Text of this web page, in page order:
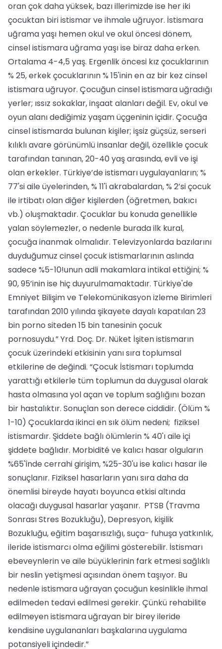
oran çok daha yüksek, bazı illerimizde ise her iki
çocuktan biri istismar ve ihmale uğruyor. İstismara
uğrama yaşı hemen okul ve okul öncesi dönem,
cinsel istismara uğrama yaşı ise biraz daha erken.
Ortalama 4-4,5 yaş. Ergenlik öncesi kız çocuklarının
% 25, erkek çocuklarının % 15'inin en az bir kez cinsel
istismara uğruyor. Çocuğun cinsel istismara uğradığı
yerler; ıssız sokaklar, inşaat alanları değil. Ev, okul ve
oyun alanı dediğimiz yaşam üçgeninin içidir. Çocuğa
cinsel istismarda bulunan kişiler; işsiz güçsüz, serseri
kılıklı avare görünümlü insanlar değil, özellikle çocuk
tarafından tanınan, 20-40 yaş arasında, evli ve işi
olan erkekler. Türkiye’de istismarı uygulayanların; %
77'si aile üyelerinden, % 11'i akrabalardan, % 2’si çocuk
ile irtibatı olan diğer kişilerden (öğretmen, bakıcı
vb.) oluşmaktadır. Çocuklar bu konuda genellikle
yalan söylemezler, o nedenle burada ilk kural,
çocuğa inanmak olmalıdır. Televizyonlarda bazılarını
duyduğumuz cinsel çocuk istismarlarının aslında
sadece %5-10!unun adli makamlara intikal ettiğini; %
90, 95’inin ise hiç duyurulmamaktadır. Türkiye'de
Emniyet Bilişim ve Telekomünikasyon izleme Birimleri
tarafından 2010 yılında şikayete dayalı kapatılan 23
bin porno siteden 15 bin tanesinin çocuk
pornosuydu.” Yrd. Doç. Dr. Nüket İşiten istismarın
çocuk üzerindeki etkisinin yanı sıra toplumsal
etkilerine de değindi. “Çocuk İstismarı toplumda
yarattığı etkilerle tüm toplumun da duygusal olarak
hasta olmasına yol açan ve toplum sağlığını bozan
bir hastalıktır. Sonuçlan son derece ciddidir. (Ölüm %
1-10) Çocuklarda ikinci en sık ölüm nedeni; fiziksel
istismardır. Şiddete bağlı ölümlerin % 40'ı aile içi
şiddete bağlıdır. Morbidité ve kalıcı hasar olguların
%65'înde cerrahi girişim, %25-30'u ise kalıcı hasar ile
sonuçlanır. Fiziksel hasarların yanı sıra daha da
önemlisi bireyde hayatı boyunca etkisi altında
olacağı duygusal hasarlar yaşanır. PTSB (Travma
Sonrası Stres Bozukluğu), Depresyon, kişilik
Bozukluğu, eğitim başarısızlığı, suça- fuhuşa yatkınlık,
ileride istismarcı olma eğilimi gösterebilir. İstismarı
ebeveynlerin ve aile büyüklerinin fark etmesi sağlıklı
bir neslin yetişmesi açısından önem taşıyor. Bu
nedenle istismara uğrayan çocuğun kesinlikle ihmal
edilmeden tedavi edilmesi gerekir. Çünkü rehabilite
edilmeyen istismara uğrayan bir birey ileride
kendisine uygulananları başkalarına uygulama
potansiyeli içindedir.”